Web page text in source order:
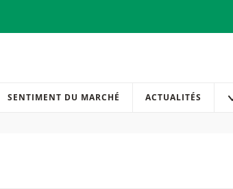
SENTIMENT DU MARCHÉ ACTUALITÉS